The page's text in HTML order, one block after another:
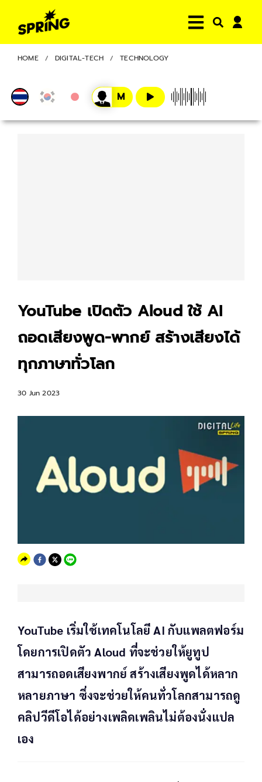
HOME DIGITAL-TECH TECHNOLOGY
YouTube เปิดตัว Aloud ใช้ AI
ถอดเสียงพูด-พากย์ สร้างเสียงได้
ทุกภาษาทั่วโลก
30 Jun 2023
YouTube เริ่มใช้เทคโนโลยี AI กับแพลตฟอร์ม
โดยการเปิดตัว Aloud ที่จะช่วยให้ยูทูป
สามารถอดเสียงพากย์ สร้างเสียงพูดได้หลาก
หลายภาษา ซึ่งจะช่วยให้คนทั่วโลกสามารถดู
คลิปวีดีโอได้อย่างเพลิดเพลินไม่ต้องนั่งแปล
เอง